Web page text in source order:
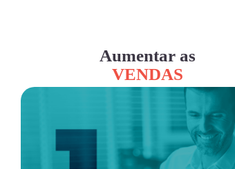
Aumentar as
VENDAS